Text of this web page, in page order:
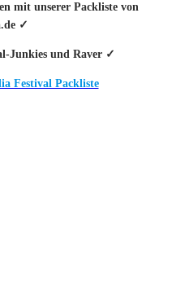
mit unserer Packliste von
✓
Junkies und Raver ✓
Festival Packliste